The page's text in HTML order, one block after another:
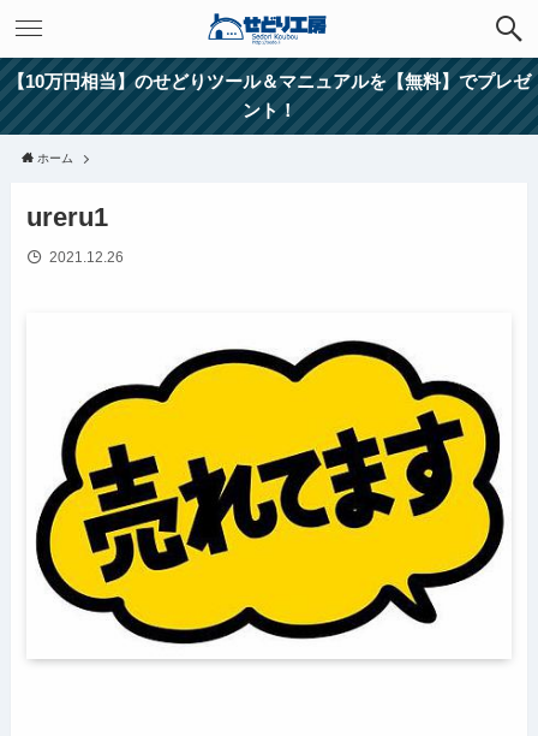
【10万円相当】のせどりツール＆マニュアルを【無料】でプレゼ
ント！
ホーム
ureru1
2021.12.26